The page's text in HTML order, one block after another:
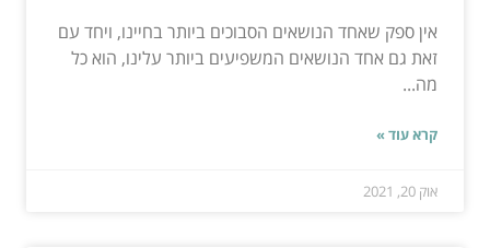
אין ספק שאחד הנושאים הסבוכים ביותר בחיינו, ויחד עם
זאת גם אחד הנושאים המשפיעים ביותר עלינו, הוא כל
מה...
קרא עוד »
אוק 20, 2021